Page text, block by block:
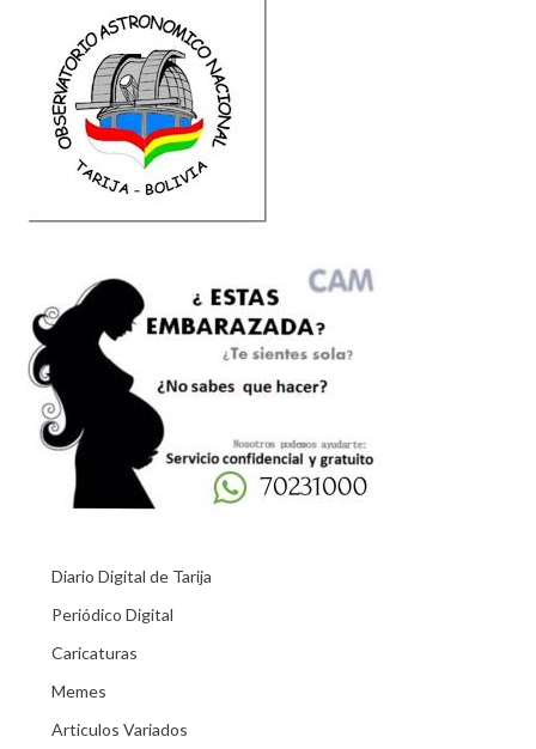
Diario Digital de Tarija
Periódico Digital
Caricaturas
Memes
Articulos Variados